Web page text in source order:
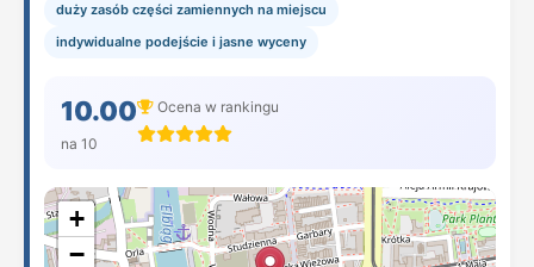
duży zasób części zamiennych na miejscu
indywidualne podejście i jasne wyceny
10.00
na 10
Ocena w rankingu
+
−